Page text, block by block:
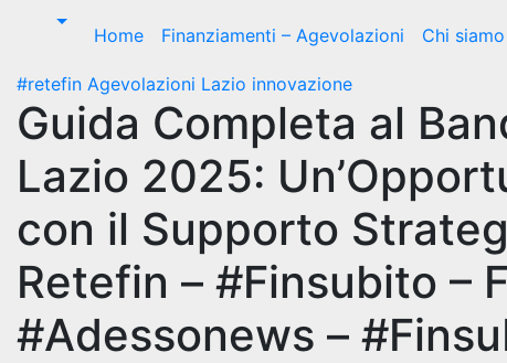
Home Finanziamenti – Agevolazioni Chi siamo
#retefin Agevolazioni Lazio innovazione
Guida Completa al
Lazio 2025:
con il Supporto
Retefin – #Finsubito –
#Adessonews –